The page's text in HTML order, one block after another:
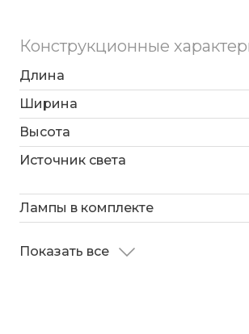
Конструкционные
Длина
Ширина
Высота
Источник света
Лампы в комплекте
Показать все